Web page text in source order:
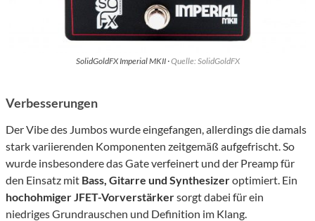
SolidGoldFX Imperial MKII ·Quelle: SolidGoldFX
Verbesserungen
Der Vibe des Jumbos wurde eingefangen, allerdings die damals
stark variierenden Komponenten zeitgemäß aufgefrischt. So
wurde insbesondere das Gate verfeinert und der Preamp für
den Einsatz mit Bass, Gitarre und Synthesizeroptimiert. Ein
hochohmiger JFET-Vorverstärkersorgt dabei für ein
niedriges Grundrauschen und Definition im Klang.